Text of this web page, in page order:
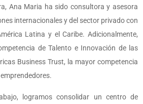
Ana Maria ha sido consultora y asesora
internacionales y del sector privado con
Latina y el Caribe. Adicionalmente,
de Talento e Innovación de las
Business Trust, la mayor competencia
logramos consolidar un centro de